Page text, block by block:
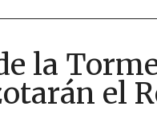
la
el